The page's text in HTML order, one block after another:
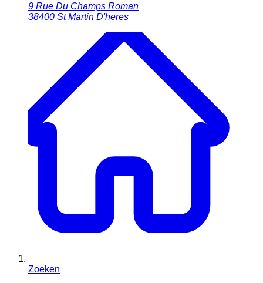
9 Rue Du Champs Roman
38400 St Martin D'heres
Zoeken